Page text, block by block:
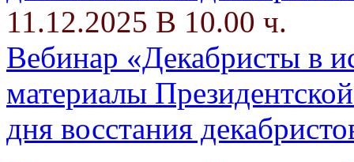
11.12.2025 В 10.00 ч.
Вебинар «Декабристы в
материалы
дня восстания